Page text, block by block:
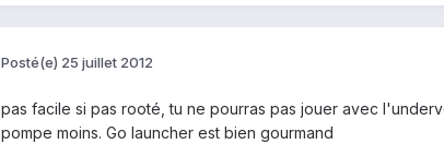
Posté(e) 25 juillet 2012
pas facile si pas rooté, tu ne pourras pas jouer avec
pompe moins. Go launcher est bien gourmand